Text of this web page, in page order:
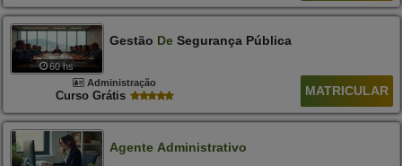
60 hs
Gestão DeSegurança Pública
Administração
Curso Grátis MATRICULAR
Agente Administrativo